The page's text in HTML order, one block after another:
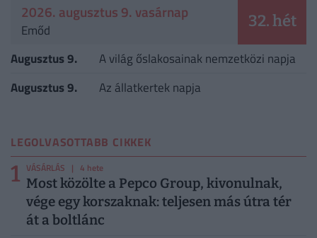
2026. augusztus 9. vasárnap
Emőd 32. hét
Augusztus 9.
A világ őslakosainak nemzetközi napja
Augusztus 9.
Az állatkertek napja
LEGOLVASOTTABB CIKKEK
1 VÁSÁRLÁS | 4 hete
Most közölte a Pepco Group, kivonulnak,
vége egy korszaknak: teljesen más útra tér
át a boltlánc